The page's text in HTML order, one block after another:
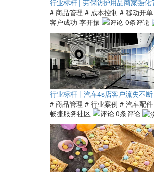
行业标杆 | 劳保防护用品商家强化
# 商品管理 # 成本控制 # 移动开单
客户成功-李开振
0条评论
行业标杆丨汽车4s店客户流失不
# 商品管理 # 行业案例 # 汽车配件
畅捷服务社区
0条评论